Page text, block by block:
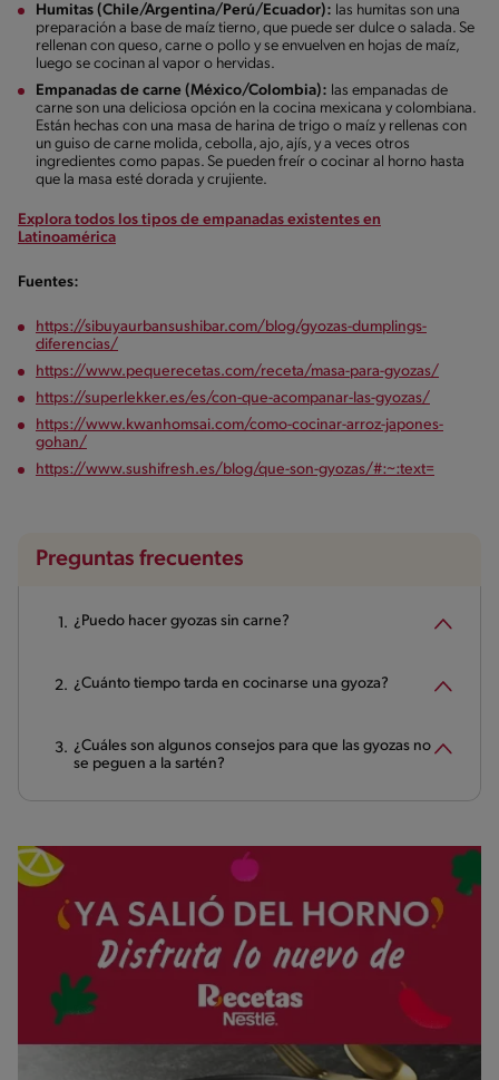
Humitas (Chile/Argentina/Perú/Ecuador): las humitas son una
preparación a base de maíz tierno, que puede ser dulce o salada. Se
rellenan con queso, carne o pollo y se envuelven en hojas de maíz,
luego se cocinan al vapor o hervidas.
Empanadas de carne (México/Colombia): las empanadas de
carne son una deliciosa opción en la cocina mexicana y colombiana.
Están hechas con una masa de harina de trigo o maíz y rellenas con
un guiso de carne molida, cebolla, ajo, ajís, y a veces otros
ingredientes como papas. Se pueden freír o cocinar al horno hasta
que la masa esté dorada y crujiente.
Explora todos los tipos de empanadas existentes en
Latinoamérica
Fuentes:
https://sibuyaurbansushibar.com/blog/gyozas-dumplings-
diferencias/
https://www.pequerecetas.com/receta/masa-para-gyozas/
https://superlekker.es/es/con-que-acompanar-las-gyozas/
https://www.kwanhomsai.com/como-cocinar-arroz-japones-
gohan/
https://www.sushifresh.es/blog/que-son-gyozas/#:~:text=
Preguntas frecuentes
¿Puedo hacer gyozas sin carne?
¿Cuánto tiempo tarda en cocinarse una gyoza?
¿Cuáles son algunos consejos para que las gyozas no
se peguen a la sartén?